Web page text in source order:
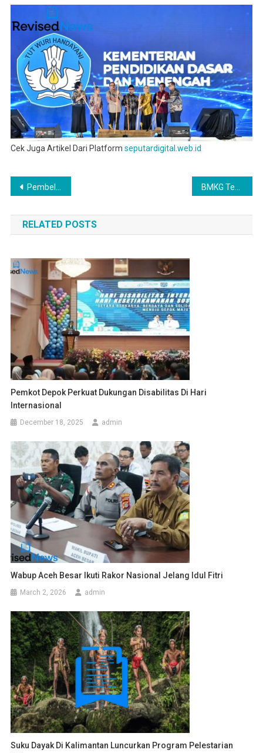
Cek Juga Artikel Dari Platform seputardigital.web.id
Post
navigation
Pembelajaran Berdampak Nyata, Mahasiswa PTI UMS Terapkan Desain Grafis untuk Perkuat UMKM Lokal BMKG Tegaskan Perempuan sebagai Penggerak Utama Pembangunan Menuju Indonesia Emas 2045
RELATED POSTS
Pemkot Depok Perkuat Dukungan Disabilitas Di Hari
Internasional
December 18, 2025 admin
Wabup Aceh Besar Ikuti Rakor Nasional Jelang Idul Fitri
March 2, 2026 admin
Suku Dayak Di Kalimantan Luncurkan Program Pelestarian